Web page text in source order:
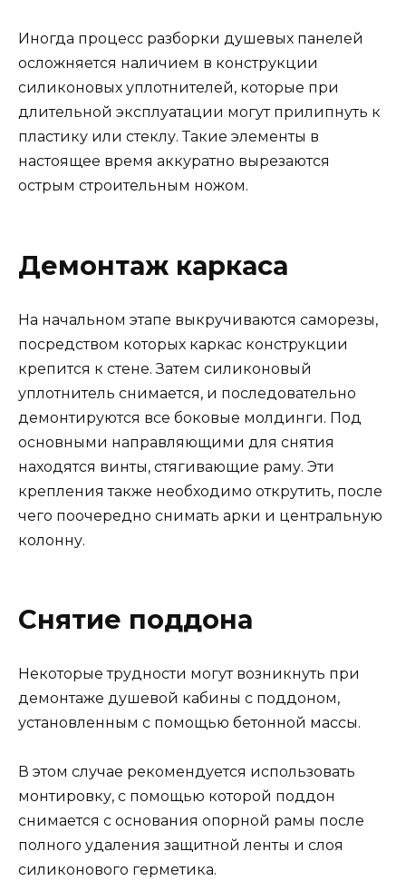
Иногда процесс разборки душевых панелей
осложняется наличием в конструкции
силиконовых уплотнителей, которые при
длительной эксплуатации могут прилипнуть к
пластику или стеклу. Такие элементы в
настоящее время аккуратно вырезаются
острым строительным ножом.
Демонтаж каркаса
На начальном этапе выкручиваются саморезы,
посредством которых каркас конструкции
крепится к стене. Затем силиконовый
уплотнитель снимается, и последовательно
демонтируются все боковые молдинги. Под
основными направляющими для снятия
находятся винты, стягивающие раму. Эти
крепления также необходимо открутить, после
чего поочередно снимать арки и центральную
колонну.
Снятие поддона
Некоторые трудности могут возникнуть при
демонтаже душевой кабины с поддоном,
установленным с помощью бетонной массы.
В этом случае рекомендуется использовать
монтировку, с помощью которой поддон
снимается с основания опорной рамы после
полного удаления защитной ленты и слоя
силиконового герметика.